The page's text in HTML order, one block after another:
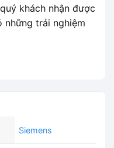
khách nhận được
những trải nghiệm
Siemens